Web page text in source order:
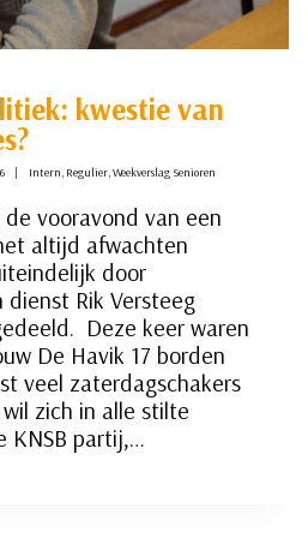
kwestie van
Intern, Regulier,Weekverslag Senioren
de vooravond van een
altijd afwachten
door
Rik Versteeg
Deze keer waren
De Havik 17 borden
veel zaterdagschakers
zich in alle stilte
KNSB partij,…